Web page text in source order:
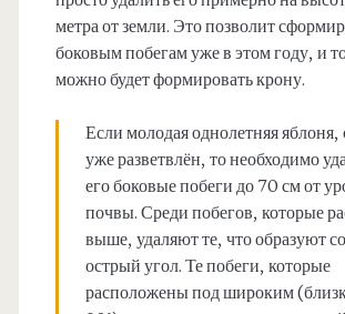
метра от земли. Это позволит
боковым побегам уже в этом году, и
можно будет формировать крону.
Если молодая однолетняя яблоня,
уже разветвлён, то необходимо
его боковые побеги до 70 см от
почвы. Среди побегов, которые
выше, удаляют те, что образуют
острый угол. Те побеги, которые
расположены под широким